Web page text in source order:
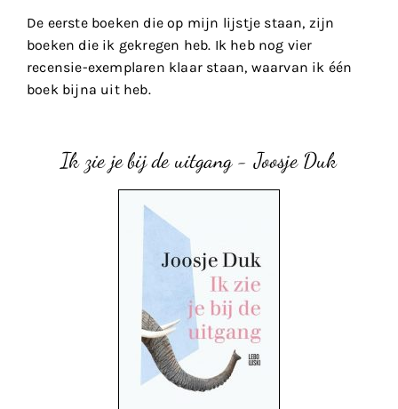
De eerste boeken die op mijn lijstje staan, zijn
boeken die ik gekregen heb. Ik heb nog vier
recensie-exemplaren klaar staan, waarvan ik één
boek bijna uit heb.
Ik zie je bij de uitgang - Joosje Duk